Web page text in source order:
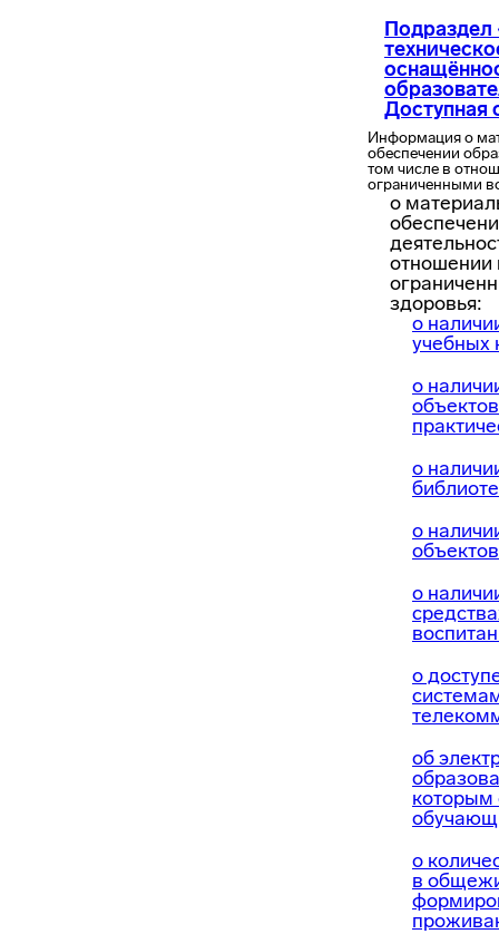
Доступная
Информация о
обеспечении
том числе в
ограниченными
о
отношении
здоровья:
о
учебных
о
о
о
о
о
об
которым
о
в